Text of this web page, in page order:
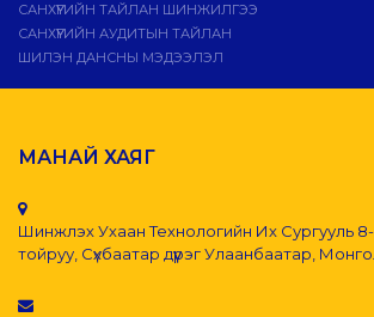
САНХҮҮГИЙН ТАЙЛАН ШИНЖИЛГЭЭ
САНХҮҮГИЙН АУДИТЫН ТАЙЛАН
ШИЛЭН ДАНСНЫ МЭДЭЭЛЭЛ
МАНАЙ ХАЯГ
Шинжлэх Ухаан Технологийн Их Сургууль
тойруу, Сүхбаатар дүүрэг Улаанбаатар,